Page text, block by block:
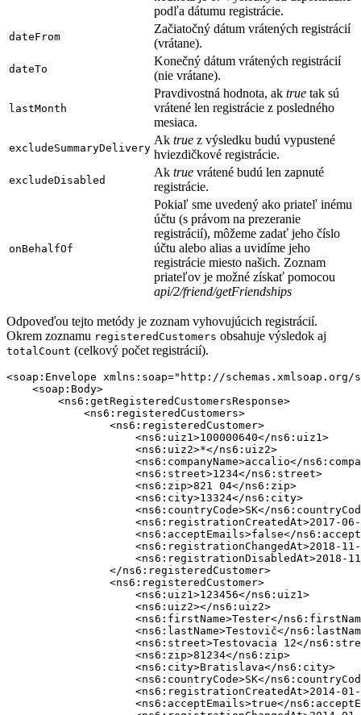
podľa dátumu registrácie.
dateFrom
Začiatočný dátum vrátených registrácií
(vrátane).
dateTo
Konečný dátum vrátených registrácií
(nie vrátane).
lastMonth
Pravdivostná hodnota, ak true tak sú
vrátené len registrácie z posledného
mesiaca.
excludeSummaryDelivery
Ak true z výsledku budú vypustené
hviezdičkové registrácie.
excludeDisabled
Ak true vrátené budú len zapnuté
registrácie.
onBehalfOf
Pokiaľ sme uvedený ako priateľ inému
účtu (s právom na prezeranie
registrácií), môžeme zadať jeho číslo
účtu alebo alias a uvidíme jeho
registrácie miesto našich. Zoznam
priateľov je možné získať pomocou
api/2/friend/getFriendships
Odpoveďou tejto metódy je zoznam vyhovujúcich registrácií.
Okrem zoznamu registeredCustomers obsahuje výsledok aj
totalCount (celkový počet registrácií).
<soap:Envelope xmlns:soap="http://
    <soap:Body>
        <ns6:getRegisteredCustomersResponse>
            <ns6:registeredCustomers>
                <ns6:registeredCustomer>
                    <ns6:uiz1>100000640</ns6:uiz1>
                    <ns6:uiz2>*</ns6:uiz2>
<ns6:companyName>accalio</
                    <ns6:street>1234</ns6:street>
                    <ns6:zip>821 04</ns6:zip>
                    <ns6:city>13324</ns6:city>
<ns6:countryCode>SK</
<ns6:registrationCreatedAt>2017-
<ns6:acceptEmails>false</
<ns6:registrationChangedAt>2018-
<ns6:registrationDisabledAt>2018-
                </ns6:registeredCustomer>
                <ns6:registeredCustomer>
                    <ns6:uiz1>123456</ns6:uiz1>
                    <ns6:uiz2></ns6:uiz2>
<ns6:firstName>Tester</
<ns6:lastName>Testovič</
<ns6:street>Testovacia 12</
                    <ns6:zip>81234</ns6:zip>
                    <ns6:city>Bratislava</ns6:city>
<ns6:countryCode>SK</
<ns6:registrationCreatedAt>2014-
<ns6:acceptEmails>true</